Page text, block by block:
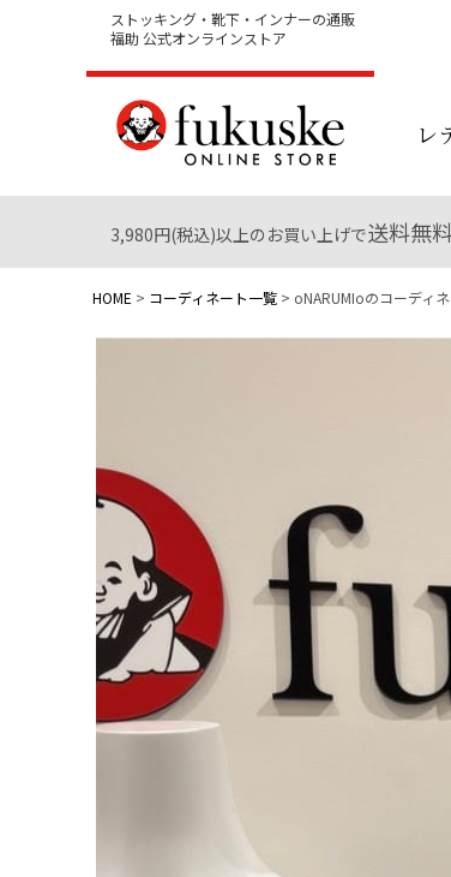
ストッキング・靴下・インナーの通販
福助 公式オンラインストア
レ
3,980円(税込)以上のお買い上げで送料無
HOME コーディネート一覧 oNARUMIoのコーディ